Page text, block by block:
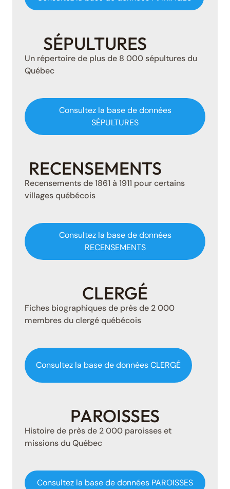
SÉPULTURES
Un répertoire de plus de 8 000 sépultures du
Québec
Consultez la base de données
SÉPULTURES
RECENSEMENTS
Recensements de 1861 à 1911 pour certains
villages québécois
Consultez la base de données
RECENSEMENTS
PAROISSES
Histoire de près de 2 000 paroisses et
missions du Québec
Consultez la base de données PAROISSES
CLERGÉ
Fiches biographiques de près de 2 000
membres du clergé québécois
Consultez la base de données CLERGÉ